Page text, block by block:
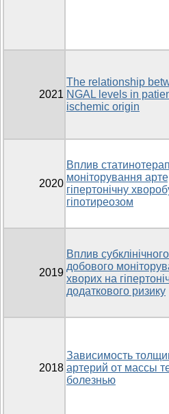
2021
The relationship
NGAL levels in
ischemic origin
2020
Вплив
моніторування
гіпертонічну
гіпотиреозом
2019
Вплив
добового
хворих на
додаткового ризику
2018
Зависимость
артерий от массы
болезнью